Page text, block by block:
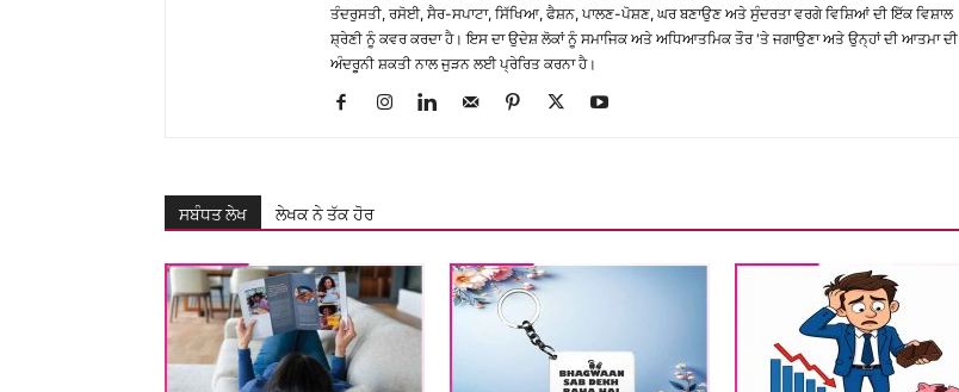
ਤੰਦਰੁਸਤੀ, ਰਸੋਈ, ਸੈਰ-ਸਪਾਟਾ, ਸਿੱਖਿਆ, ਫੈਸ਼ਨ, ਪਾਲਣ-ਪੋਸ਼ਣ, ਘਰ ਬਣਾਉਣ ਅਤੇ ਸੁੰਦਰਤਾ ਵਰਗੇ ਵਿਸ਼ਿਆਂ ਦੀ ਇੱਕ ਵਿਸ਼ਾਲ
ਸ਼੍ਰੇਣੀ ਨੂੰ ਕਵਰ ਕਰਦਾ ਹੈ। ਇਸ ਦਾ ਉਦੇਸ਼ ਲੋਕਾਂ ਨੂੰ ਸਮਾਜਿਕ ਅਤੇ ਅਧਿਆਤਮਿਕ ਤੌਰ 'ਤੇ ਜਗਾਉਣਾ ਅਤੇ ਉਨ੍ਹਾਂ ਦੀ ਆਤਮਾ ਦੀ
ਅੰਦਰੂਨੀ ਸ਼ਕਤੀ ਨਾਲ ਜੁੜਨ ਲਈ ਪ੍ਰੇਰਿਤ ਕਰਨਾ ਹੈ।
ਸਬੰਧਤ ਲੇਖ ਲੇਖਕ ਨੇ ਤੱਕ ਹੋਰ